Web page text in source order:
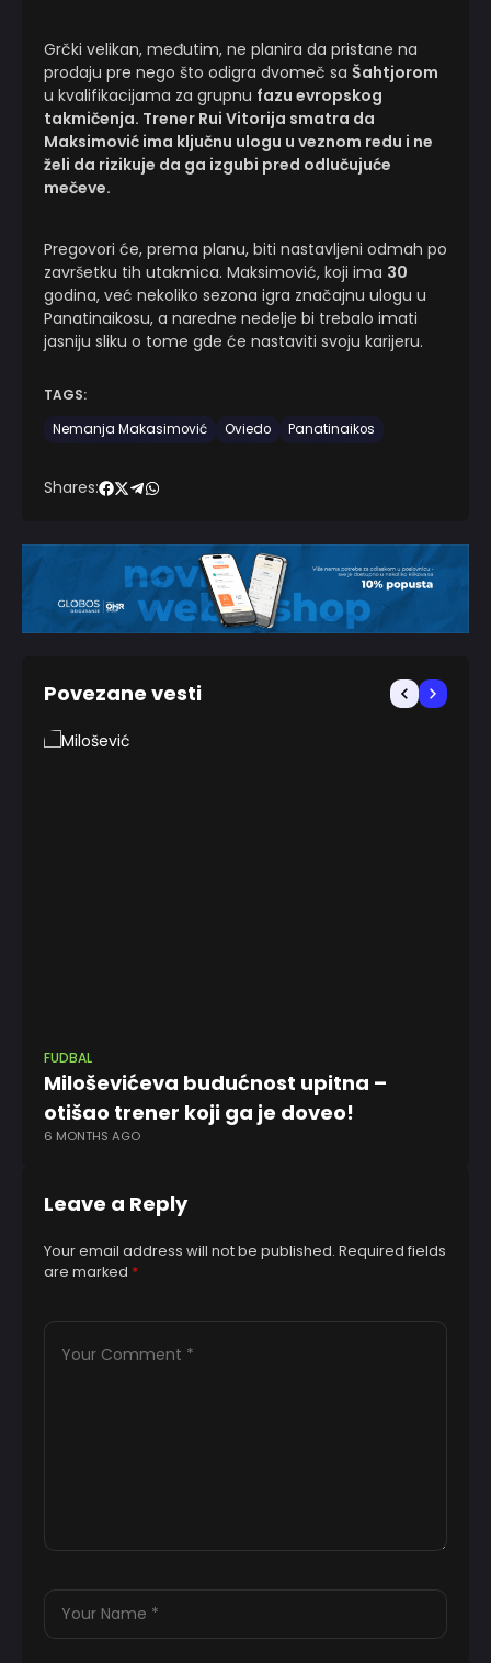
Grčki velikan, međutim, ne planira da pristane na
prodaju pre nego što odigra dvomeč sa Šahtjorom
u kvalifikacijama za grupnu fazu evropskog
takmičenja. Trener Rui Vitorija smatra da
Maksimović ima ključnu ulogu u veznom redu i ne
želi da rizikuje da ga izgubi pred odlučujuće
mečeve.
Pregovori će, prema planu, biti nastavljeni odmah po
završetku tih utakmica. Maksimović, koji ima 30
godina, već nekoliko sezona igra značajnu ulogu u
Panatinaikosu, a naredne nedelje bi trebalo imati
jasniju sliku o tome gde će nastaviti svoju karijeru.
TAGS:
Nemanja Makasimović
Oviedo Panatinaikos
Shares:
Povezane vesti
FUDBAL
Miloševićeva budućnost upitna –
otišao trener koji ga je doveo!
6 MONTHS AGO
Leave a Reply
Your email address will not be published. Required fields
are marked *